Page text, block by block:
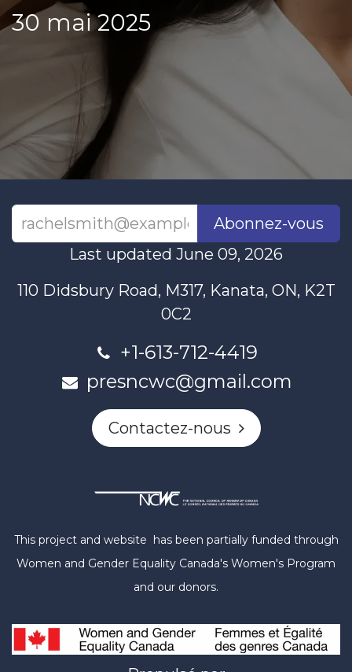
30 mai 2025
Abonnez-vous
Last updated June 09, 2026
110 Didsbury Road, M317, Kanata, ON, K2T
0C2
+1-613-712-4419
presncwc@gmail.com
Contactez-nous
This project and website has been partially funded through
Women and Gender Equality Canada's Women's Program
and our donors.